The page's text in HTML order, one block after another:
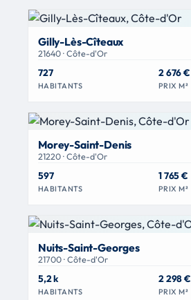
Gilly-Lès-Cîteaux
21640 · Côte-d'Or
727
HABITANTS
2 676 €
PRIX M²
Morey-Saint-Denis
21220 · Côte-d'Or
597
HABITANTS
1 765 €
PRIX M²
Nuits-Saint-Georges
21700 · Côte-d'Or
5,2 k
HABITANTS
2 298 €
PRIX M²